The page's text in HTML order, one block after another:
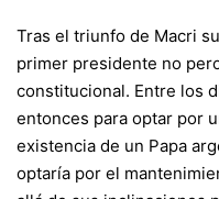
Tras el triunfo de Macri
primer presidente no
constitucional. Entre los
entonces para optar por
existencia de un Papa
optaría por el